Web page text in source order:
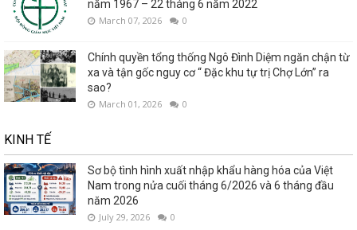
năm 1967 – 22 tháng 6 năm 2022
March 07, 2026 0
Chính quyền tổng thống Ngô Đình Diệm ngăn chận từ
xa và tận gốc nguy cơ “ Đặc khu tự trị Chợ Lớn” ra
sao?
March 01, 2026 0
KINH TẾ
Sơ bộ tình hình xuất nhập khẩu hàng hóa của Việt
Nam trong nửa cuối tháng 6/2026 và 6 tháng đầu
năm 2026
July 29, 2026 0